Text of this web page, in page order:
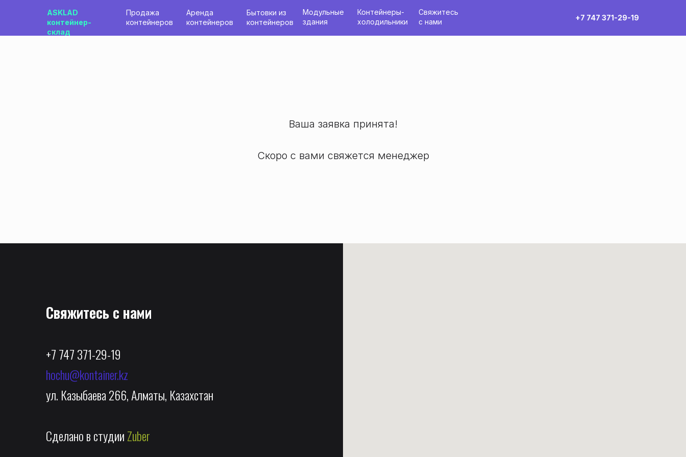
Продажа
контейнеров
Аренда
контейнеров
Контейнеры-
холодильники
Бытовки из
контейнеров
Модульные
здания
Свяжитесь
с нами
+7 747 371-29-19
ASKLAD
контейнер-
склад
Ваша заявка принята!
Скоро с вами свяжется менеджер
Свяжитесь с нами
+7 747 371-29-19
hochu@kontainer.kz
ул. Казыбаева 266, Алматы, Казахстан
Сделано в студииZuber